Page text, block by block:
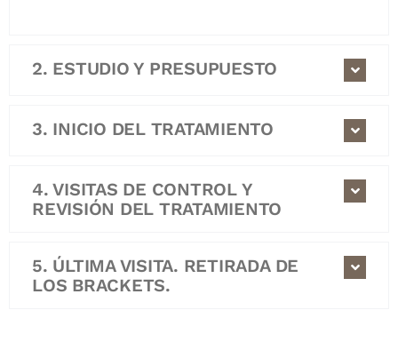
2. ESTUDIO Y PRESUPUESTO
3. INICIO DEL TRATAMIENTO
4. VISITAS DE CONTROL Y
REVISIÓN DEL TRATAMIENTO
5. ÚLTIMA VISITA. RETIRADA DE
LOS BRACKETS.